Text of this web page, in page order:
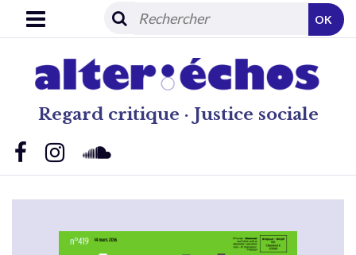
Regard critique · Justice sociale
OK